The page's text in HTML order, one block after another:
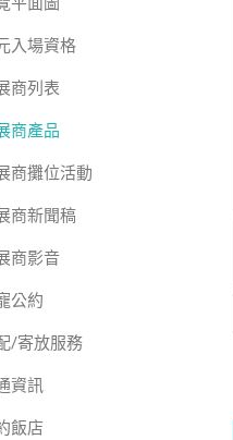
入場資格
商列表
商產品
商攤位活動
商新聞稿
商影音
公約
/寄放服務
資訊
飯店